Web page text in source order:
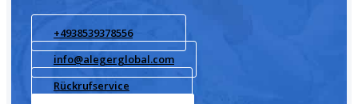
+4938539378556
info@alegerglobal.com
Rückrufservice